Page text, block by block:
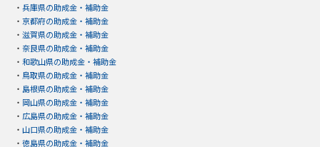
・ 兵庫県の助成金・補助金
・ 京都府の助成金・補助金
・ 滋賀県の助成金・補助金
・ 奈良県の助成金・補助金
・ 和歌山県の助成金・補助金
・ 鳥取県の助成金・補助金
・ 島根県の助成金・補助金
・ 岡山県の助成金・補助金
・ 広島県の助成金・補助金
・ 山口県の助成金・補助金
・ 徳島県の助成金・補助金